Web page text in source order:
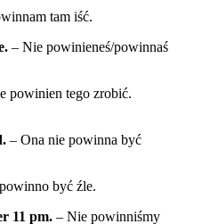
powinnam tam iść.
– Nie powinieneś/powinnaś
powinien tego zrobić.
– Ona nie powinna być
powinno być źle.
11 pm. – Nie powinniśmy